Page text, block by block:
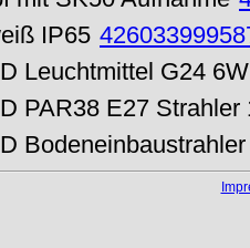
IP65
Leuchtmittel G24
PAR38 E27